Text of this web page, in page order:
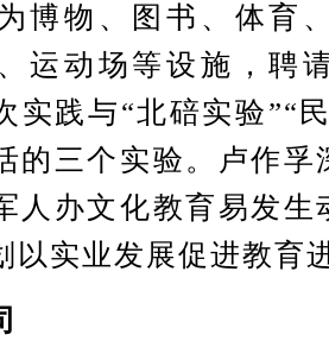
博物、图书、体育
运动场等设施，聘
实践与“北碚实验”“
的三个实验。卢作孚
人办文化教育易发生
以实业发展促进教育